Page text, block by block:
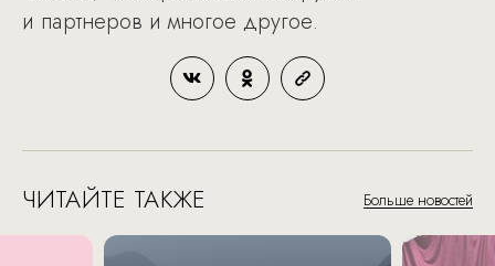
и партнеров и многое другое.
ЧИТАЙТЕ ТАКЖЕ Больше новостей